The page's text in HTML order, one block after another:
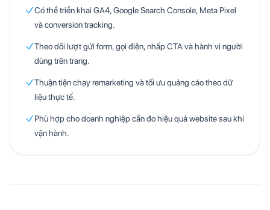
Có thể triển khai GA4, Google Search Console, Meta Pixel
và conversion tracking.
Theo dõi lượt gửi form, gọi điện, nhấp CTA và hành vi người
dùng trên trang.
Thuận tiện chạy remarketing và tối ưu quảng cáo theo dữ
liệu thực tế.
Phù hợp cho doanh nghiệp cần đo hiệu quả website sau khi
vận hành.